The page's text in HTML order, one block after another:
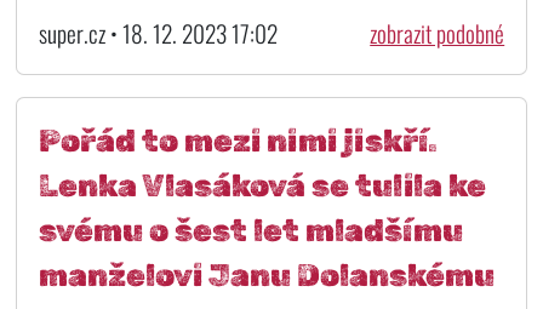
super.cz • 18. 12. 2023 17:02 zobrazit podobné
Pořád to mezi nimi jiskří.
Lenka Vlasáková se tulila ke
svému o šest let mladšímu
manželovi Janu Dolanskému